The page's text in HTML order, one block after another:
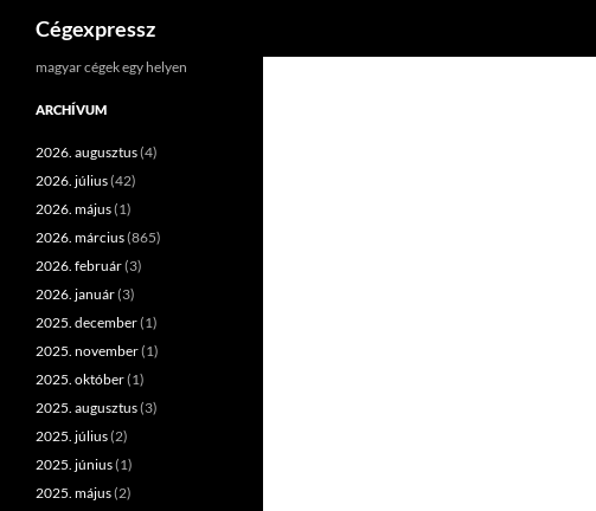
Kilépés
Cégexpressz
magyar cégek egy helyen
ARCHÍVUM
2026. augusztus(4)
2026. július(42)
2026. május(1)
2026. március(865)
2026. február(3)
2026. január(3)
2025. december(1)
2025. november(1)
2025. október(1)
2025. augusztus(3)
2025. július(2)
2025. június(1)
2025. május(2)